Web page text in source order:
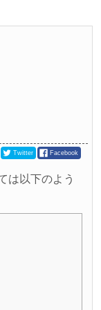
Twitter Facebook
は以下のよう